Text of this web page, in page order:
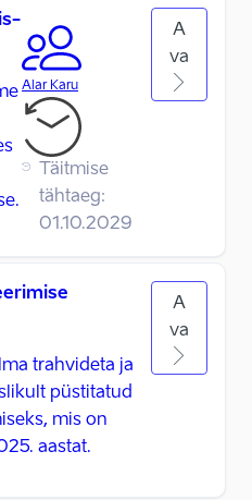
Alar Karu
Täitmise
tähtaeg:
01.10.2029
A
va
trahvideta ja
püstitatud
mis on
aastat.
A
va